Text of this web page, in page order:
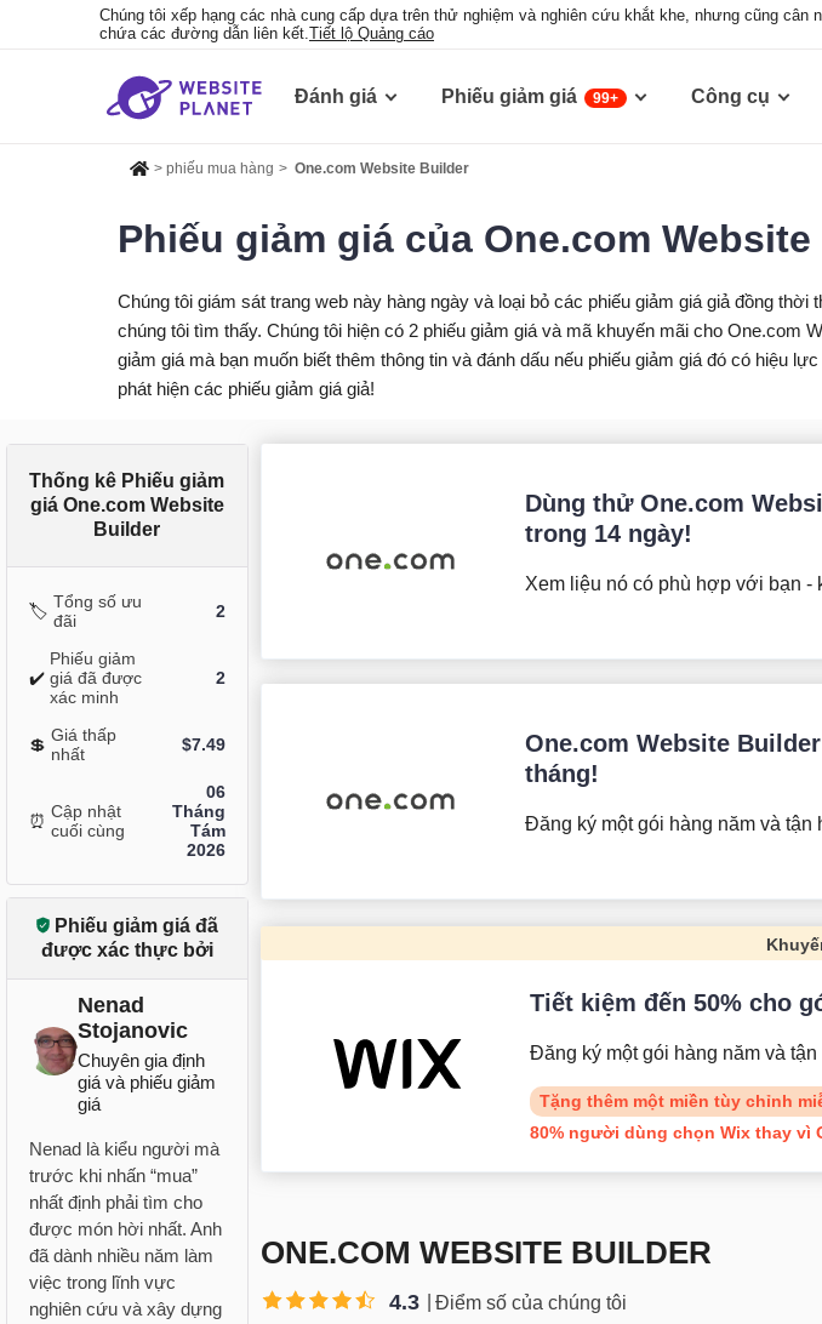
Chúng tôi xếp hạng các nhà cung cấp dựa trên thử nghiệm và nghiên cứu khắt khe, nhưng cũng
chứa các đường dẫn liên kết.Tiết lộ Quảng cáo
Đánh giá Phiếu giảm giá 99+ Công cụ
> phiếu mua hàng > One.com Website Builder
Phiếu giảm giá của One.com
Chúng tôi giám sát trang web này hàng ngày và loại bỏ các phiếu giảm giá giả đồng
chúng tôi tìm thấy. Chúng tôi hiện có 2 phiếu giảm giá và mã khuyến mãi cho One.com
giảm giá mà bạn muốn biết thêm thông tin và đánh dấu nếu phiếu giảm giá đó có hiệu
phát hiện các phiếu giảm giá giả!
Thống kê Phiếu giảm
giá One.com Website
Builder
🏷️ Tổng số ưu
đãi
2
✔️
Phiếu giảm
giá đã được
xác minh
2
💲 Giá thấp
nhất
$7.49
⏰ Cập nhật
cuối cùng
06
Tháng
Tám
2026
Phiếu giảm giá đã
được xác thực bởi
Nenad
Stojanovic
Chuyên gia định
giá và phiếu giảm
giá
Nenad là kiểu người mà
trước khi nhấn “mua”
nhất định phải tìm cho
được món hời nhất. Anh
đã dành nhiều năm làm
việc trong lĩnh vực
nghiên cứu và xây dựng
Dùng thử One.com
trong 14 ngày!
Xem liệu nó có phù hợp với bạn -
One.com Website
tháng!
Đăng ký một gói hàng năm và tận
Tiết kiệm đến 50% cho
Đăng ký một gói hàng năm và
Tặng thêm một miền tùy chỉnh
80% người dùng chọn Wix thay vì
ONE.COM WEBSITE BUILDER
4.3 Điểm số của chúng tôi